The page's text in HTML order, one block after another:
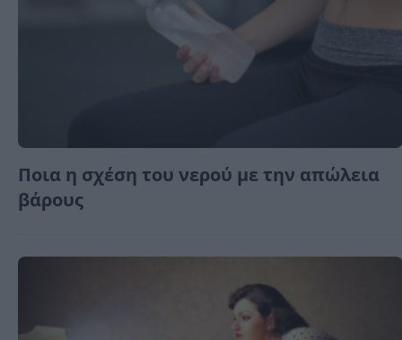
Ποια η σχέση του νερού με την απώλεια
βάρους